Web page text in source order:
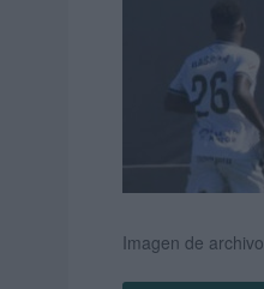
Imagen de archivo